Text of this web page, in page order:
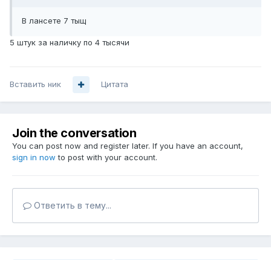
В лансете 7 тыщ
5 штук за наличку по 4 тысячи
Вставить ник Цитата
Join the conversation
You can post now and register later. If you have an account,
sign in now to post with your account.
Ответить в тему...